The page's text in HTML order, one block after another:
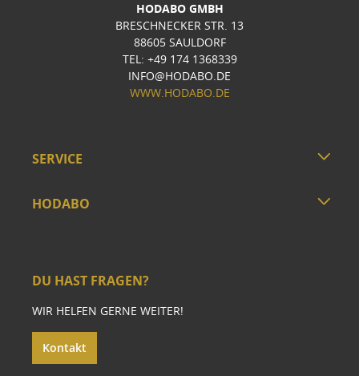
HODABO GMBH
BRESCHNECKER STR. 13
88605 SAULDORF
TEL: +49 174 1368339
INFO@HODABO.DE
WWW.HODABO.DE
SERVICE
HODABO
DU HAST FRAGEN?
WIR HELFEN GERNE WEITER!
Kontakt